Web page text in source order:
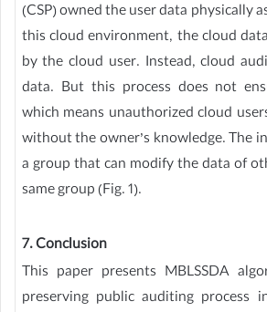
(CSP) owned the user data physically
this cloud environment, the cloud
by the cloud user. Instead, cloud
data. But this process does not
which means unauthorized cloud
without the owner’s knowledge. The
a group that can modify the data of
same group (Fig. 1).
7. Conclusion
This paper presents MBLSSDA
preserving public auditing process